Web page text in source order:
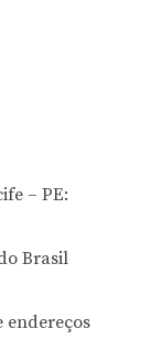
– PE:
Brasil
endereços